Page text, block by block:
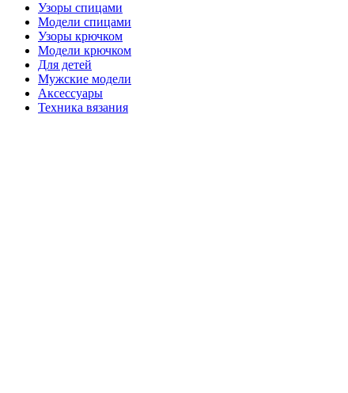
Узоры спицами
Модели спицами
Узоры крючком
Модели крючком
Для детей
Мужские модели
Аксессуары
Техника вязания